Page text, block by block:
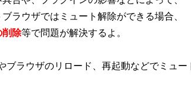
ラウザではミュート解除ができる場合、
削除等で問題が解決するよ。
ブラウザのリロード、再起動などでミュー